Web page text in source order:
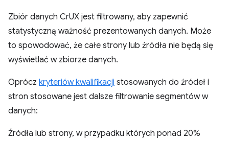
Zbiór danych CrUX jest filtrowany, aby zapewnić
statystyczną ważność prezentowanych danych. Może
to spowodować, że całe strony lub źródła nie będą się
wyświetlać w zbiorze danych.
Oprócz kryteriów kwalifikacji stosowanych do źródeł i
stron stosowane jest dalsze filtrowanie segmentów w
danych:
Źródła lub strony, w przypadku których ponad 20%